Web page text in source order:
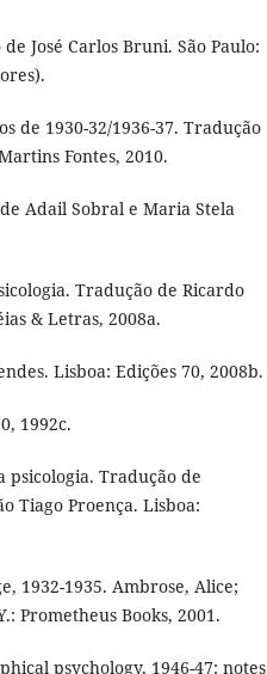
de José Carlos Bruni. São Paulo:
de 1930-32/1936-37. Tradução
Fontes, 2010.
de Adail Sobral e Maria Stela
Tradução de Ricardo
& Letras, 2008a.
Lisboa: Edições 70, 2008b.
1992c.
psicologia. Tradução de
Tiago Proença. Lisboa:
1932-1935. Ambrose, Alice;
Prometheus Books, 2001.
psychology, 1946-47: notes